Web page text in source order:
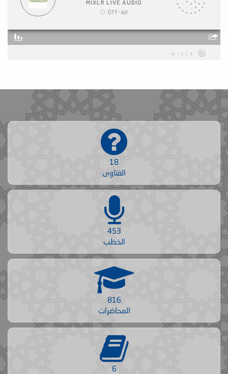
18
الفتاوى
453
الخطب
816
المحاضرات
6